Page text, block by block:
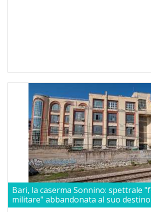
Bari, la caserma Sonnino: spettrale
militare" abbandonata al suo destino